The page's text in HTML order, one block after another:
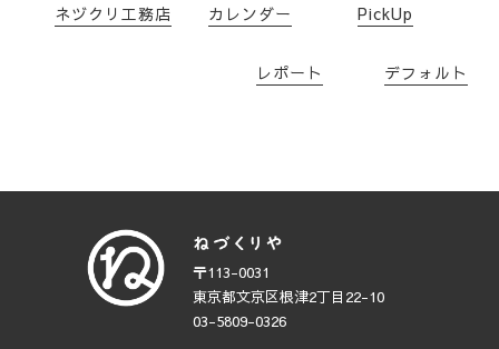
ネヅクリ工務店 カレンダー PickUp
レポート デフォルト
〒113-0031
東京都文京区根津2丁目22-10
03-5809-0326